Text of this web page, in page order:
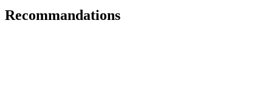
Recommandations